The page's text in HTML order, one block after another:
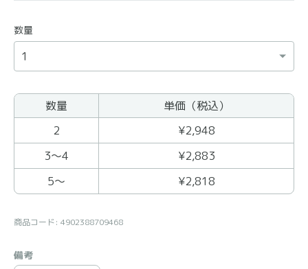
数量
まとめ買いの商品
数量
単価（税込）
2
¥2,948
3〜4
¥2,883
5〜
¥2,818
商品コード: 4902388709468
備考